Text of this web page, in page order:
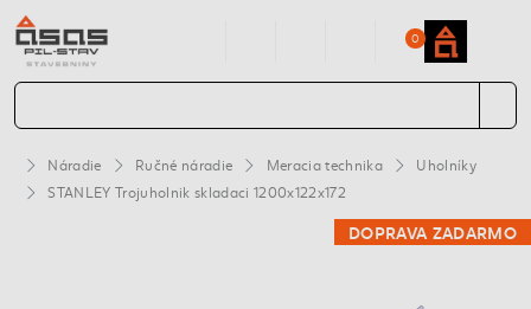
0
Náradie Ručné náradie Meracia technika
Uholníky
STANLEY Trojuholnik skladaci 1200x122x172
DOPRAVA ZADARMO